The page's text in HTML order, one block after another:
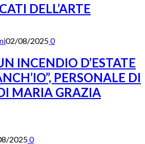
DELL’ARTE
02/08/20250
INCENDIO D’ESTATE
PERSONALE DI
MARIA GRAZIA
20250